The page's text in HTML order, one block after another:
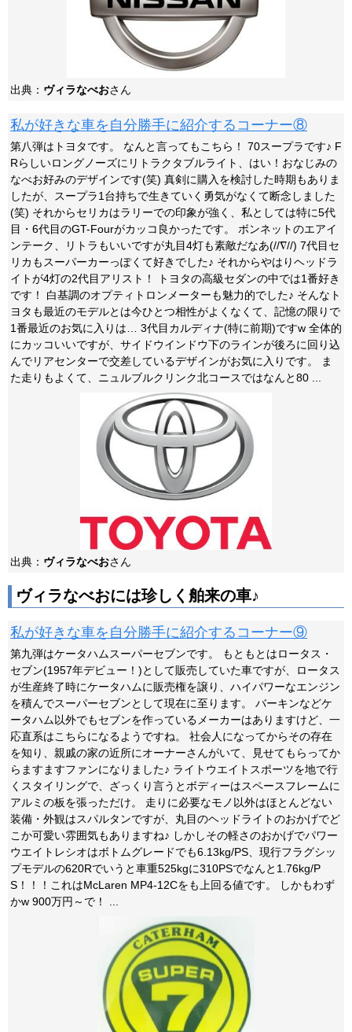
出典： ヴィラなべおさん
私が好きな車を自分勝手に紹介するコーナー⑧
第八弾はトヨタです。 なんと言ってもこちら！ 70スープラです♪ F
Rらしいロングノーズにリトラクタブルライト、はい！おなじみの
なべお好みのデザインです(笑) 真剣に購入を検討した時期もありま
したが、スープラ1台持ちで生きていく勇気がなくて断念しました
(笑) それからセリカはラリーでの印象が強く、私としては特に5代
目・6代目のGT-Fourがカッコ良かったです。 ボンネットのエアイ
ンテーク、リトラもいいですが丸目4灯も素敵だなあ(//∇//) 7代目セ
リカもスーパーカーっぽくて好きでした♪ それからやはりヘッドラ
イトが4灯の2代目アリスト！ トヨタの高級セダンの中では1番好き
です！ 白基調のオプティトロンメーターも魅力的でした♪ そんなト
ヨタも最近のモデルとは今ひとつ相性がよくなくて、記憶の限りで
1番最近のお気に入りは… 3代目カルディナ(特に前期)ですw 全体的
にカッコいいですが、サイドウインドウ下のラインが後ろに回り込
んでリアセンターで交差しているデザインがお気に入りです。 ま
た走りもよくて、ニュルブルクリンク北コースではなんと80 ...
出典： ヴィラなべおさん
ヴィラなべおには珍しく舶来の車♪
私が好きな車を自分勝手に紹介するコーナー⑨
第九弾はケータハムスーパーセブンです。 もともとはロータス・
セブン(1957年デビュー！)として販売していた車ですが、ロータス
が生産終了時にケータハムに販売権を譲り、ハイパワーなエンジン
を積んでスーパーセブンとして現在に至ります。 バーキンなどケ
ータハム以外でもセブンを作っているメーカーはありますけど、一
応直系はこちらになるようですね。 社会人になってからその存在
を知り、親戚の家の近所にオーナーさんがいて、見せてもらってか
らますますファンになりました♪ ライトウエイトスポーツを地で行
くスタイリングで、ざっくり言うとボディーはスペースフレームに
アルミの板を張っただけ。 走りに必要なモノ以外はほとんどない
装備・外観はスパルタンですが、丸目のヘッドライトのおかげでど
こか可愛い雰囲気もありますね♪ しかしその軽さのおかげでパワー
ウエイトレシオはボトムグレードでも6.13kg/PS、現行フラグシッ
プモデルの620Rでいうと車重525kgに310PSでなんと1.76kg/P
S！！！これはMcLaren MP4-12Cをも上回る値です。 しかもわず
かw 900万円～で！ ...